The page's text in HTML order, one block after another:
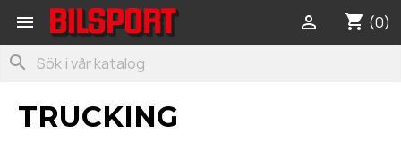
 shopping_cart (0)

search
TRUCKING